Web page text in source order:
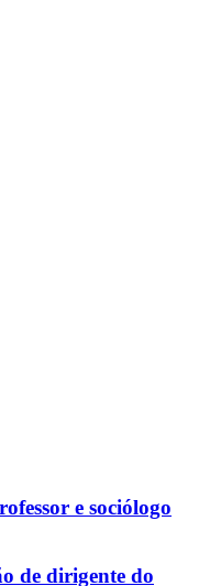
e sociólogo
de dirigente do